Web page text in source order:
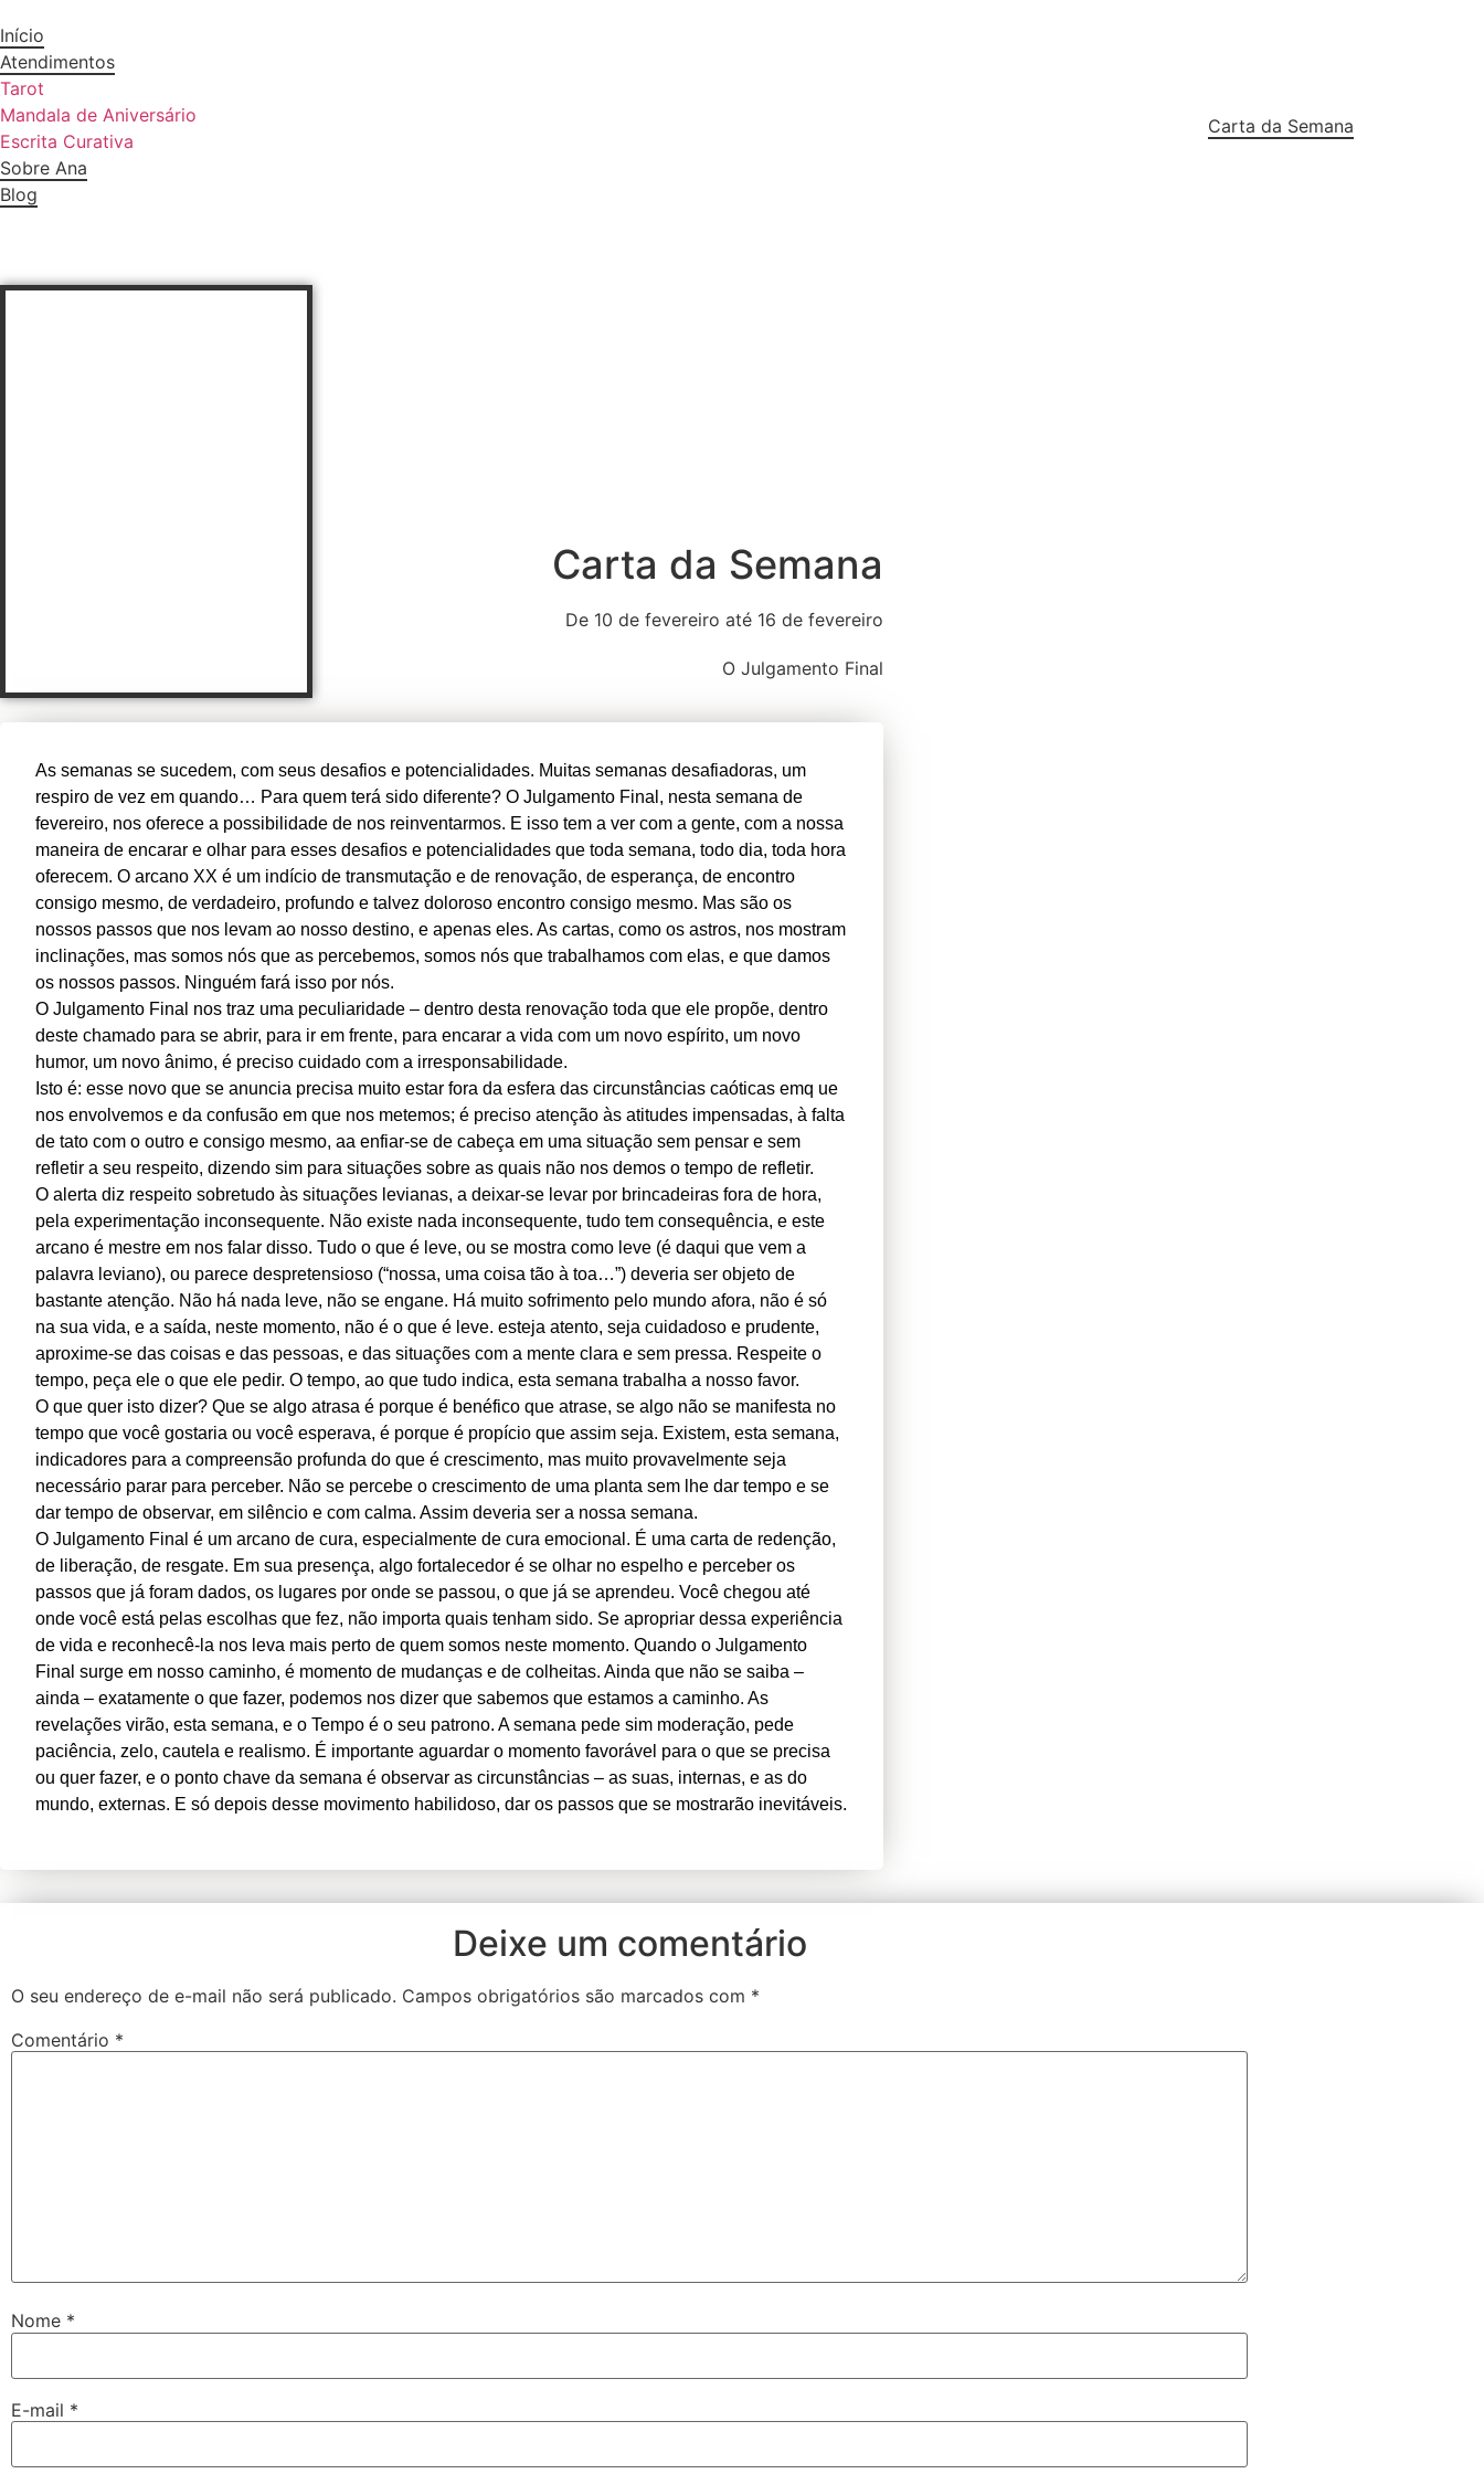
Início
Atendimentos
Tarot
Mandala de Aniversário
Escrita Curativa
Sobre Ana
Blog
Carta da Semana
Carta da Semana
De 10 de fevereiro até 16 de fevereiro
O Julgamento Final
As semanas se sucedem, com seus desafios e potencialidades. Muitas semanas desafiadoras, um
respiro de vez em quando… Para quem terá sido diferente? O Julgamento Final, nesta semana de
fevereiro, nos oferece a possibilidade de nos reinventarmos. E isso tem a ver com a gente, com a nossa
maneira de encarar e olhar para esses desafios e potencialidades que toda semana, todo dia, toda hora
oferecem. O arcano XX é um indício de transmutação e de renovação, de esperança, de encontro
consigo mesmo, de verdadeiro, profundo e talvez doloroso encontro consigo mesmo. Mas são os
nossos passos que nos levam ao nosso destino, e apenas eles. As cartas, como os astros, nos mostram
inclinações, mas somos nós que as percebemos, somos nós que trabalhamos com elas, e que damos
os nossos passos. Ninguém fará isso por nós.
O Julgamento Final nos traz uma peculiaridade – dentro desta renovação toda que ele propõe, dentro
deste chamado para se abrir, para ir em frente, para encarar a vida com um novo espírito, um novo
humor, um novo ânimo, é preciso cuidado com a irresponsabilidade.
Isto é: esse novo que se anuncia precisa muito estar fora da esfera das circunstâncias caóticas emq ue
nos envolvemos e da confusão em que nos metemos; é preciso atenção às atitudes impensadas, à falta
de tato com o outro e consigo mesmo, aa enfiar-se de cabeça em uma situação sem pensar e sem
refletir a seu respeito, dizendo sim para situações sobre as quais não nos demos o tempo de refletir.
O alerta diz respeito sobretudo às situações levianas, a deixar-se levar por brincadeiras fora de hora,
pela experimentação inconsequente. Não existe nada inconsequente, tudo tem consequência, e este
arcano é mestre em nos falar disso. Tudo o que é leve, ou se mostra como leve (é daqui que vem a
palavra leviano), ou parece despretensioso (“nossa, uma coisa tão à toa…”) deveria ser objeto de
bastante atenção. Não há nada leve, não se engane. Há muito sofrimento pelo mundo afora, não é só
na sua vida, e a saída, neste momento, não é o que é leve. esteja atento, seja cuidadoso e prudente,
aproxime-se das coisas e das pessoas, e das situações com a mente clara e sem pressa. Respeite o
tempo, peça ele o que ele pedir. O tempo, ao que tudo indica, esta semana trabalha a nosso favor.
O que quer isto dizer? Que se algo atrasa é porque é benéfico que atrase, se algo não se manifesta no
tempo que você gostaria ou você esperava, é porque é propício que assim seja. Existem, esta semana,
indicadores para a compreensão profunda do que é crescimento, mas muito provavelmente seja
necessário parar para perceber. Não se percebe o crescimento de uma planta sem lhe dar tempo e se
dar tempo de observar, em silêncio e com calma. Assim deveria ser a nossa semana.
O Julgamento Final é um arcano de cura, especialmente de cura emocional. É uma carta de redenção,
de liberação, de resgate. Em sua presença, algo fortalecedor é se olhar no espelho e perceber os
passos que já foram dados, os lugares por onde se passou, o que já se aprendeu. Você chegou até
onde você está pelas escolhas que fez, não importa quais tenham sido. Se apropriar dessa experiência
de vida e reconhecê-la nos leva mais perto de quem somos neste momento. Quando o Julgamento
Final surge em nosso caminho, é momento de mudanças e de colheitas. Ainda que não se saiba –
ainda – exatamente o que fazer, podemos nos dizer que sabemos que estamos a caminho. As
revelações virão, esta semana, e o Tempo é o seu patrono. A semana pede sim moderação, pede
paciência, zelo, cautela e realismo. É importante aguardar o momento favorável para o que se precisa
ou quer fazer, e o ponto chave da semana é observar as circunstâncias – as suas, internas, e as do
mundo, externas. E só depois desse movimento habilidoso, dar os passos que se mostrarão inevitáveis.
Deixe um comentário
O seu endereço de e-mail não será publicado. Campos obrigatórios são marcados com *
Comentário *
Nome *
E-mail *